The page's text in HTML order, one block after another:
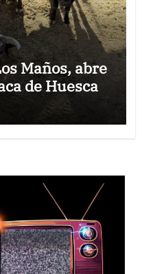
Maños, abre
de Huesca